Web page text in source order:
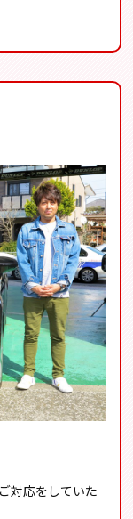
対応をしていた